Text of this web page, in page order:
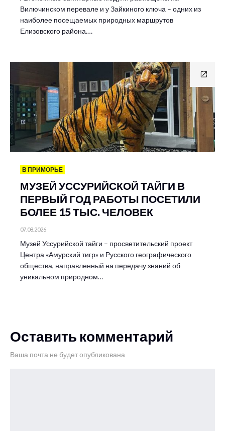
Вилючинском перевале и у Зайкиного ключа – одних из
наиболее посещаемых природных маршрутов
Елизовского района.…
В ПРИМОРЬЕ
МУЗЕЙ УССУРИЙСКОЙ ТАЙГИ В
ПЕРВЫЙ ГОД РАБОТЫ ПОСЕТИЛИ
БОЛЕЕ 15 ТЫС. ЧЕЛОВЕК
07.08.2026
Музей Уссурийской тайги – просветительский проект
Центра «Амурский тигр» и Русского географического
общества, направленный на передачу знаний об
уникальном природном…
Оставить комментарий
Ваша почта не будет опубликована